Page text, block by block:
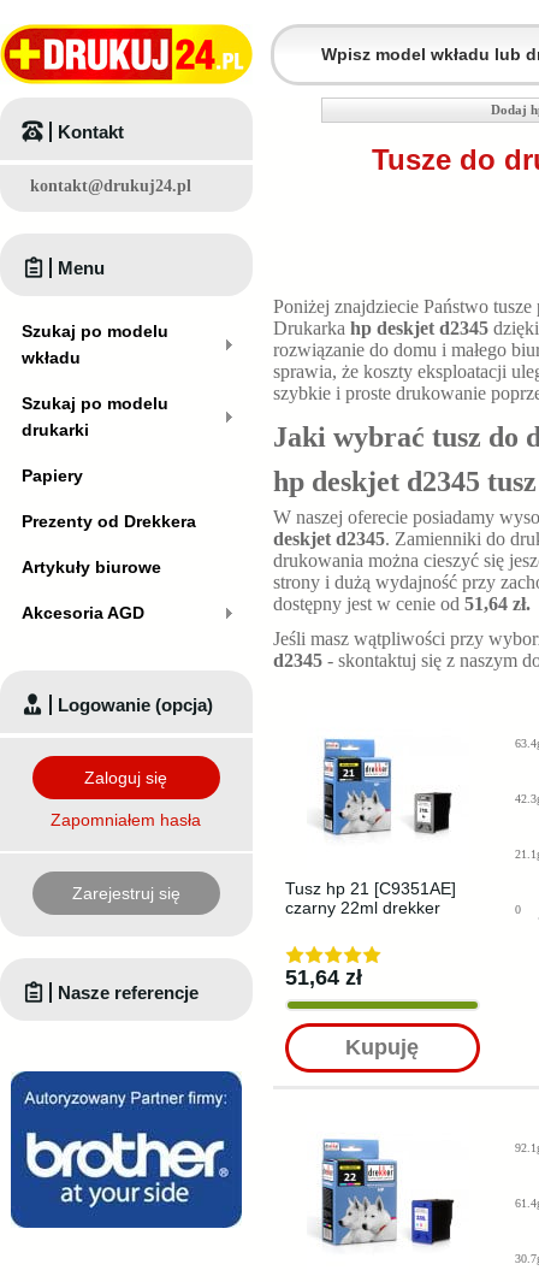
Dodaj
Tusze do
Poniżej znajdziecie Państwo
Drukarka hp deskjet d2345
rozwiązanie do domu i małego
sprawia, że koszty eksploatacji
szybkie i proste drukowanie
Jaki wybrać tusz
hp deskjet d2345
W naszej oferecie posiadamy
deskjet d2345. Zamienniki do
drukowania można cieszyć się
strony i dużą wydajność przy
dostępny jest w cenie od 51,64 zł.
Jeśli masz wątpliwości przy
d2345 - skontaktuj się z naszym
Tusz hp 21 [C9351AE]
czarny 22ml drekker
51,64 zł
Kupuję
0
Kontakt
kontakt@drukuj24.pl
Menu
Szukaj po modelu
wkładu
Szukaj po modelu
drukarki
Papiery
Prezenty od Drekkera
Artykuły biurowe
Akcesoria AGD
Logowanie (opcja)
Zaloguj się
Zapomniałem hasła
Zarejestruj się
Nasze referencje